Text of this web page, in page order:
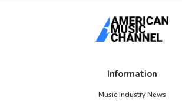
Information
Music Industry News